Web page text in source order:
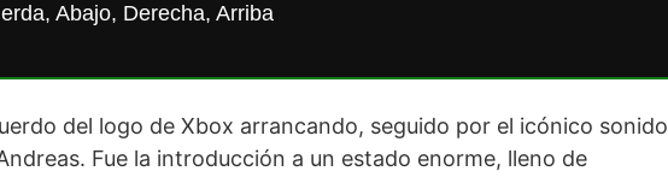
Abajo, Derecha, Arriba
del logo de Xbox arrancando, seguido por el icónico sonido
Fue la introducción a un estado enorme, lleno de